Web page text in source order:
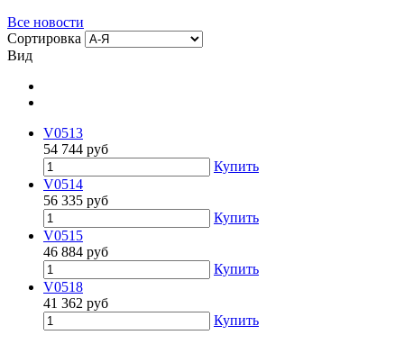
Все новости
Сортировка
Вид
V0513
54 744 руб
Купить
V0514
56 335 руб
Купить
V0515
46 884 руб
Купить
V0518
41 362 руб
Купить